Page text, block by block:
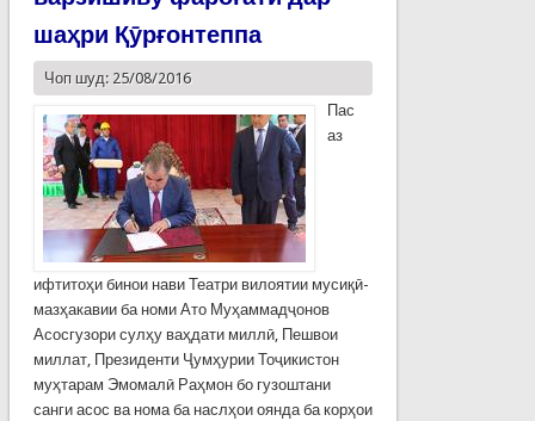
шаҳри Қӯрғонтеппа
Чоп шуд: 25/08/2016
Пас
аз
ифтитоҳи бинои нави Театри вилоятии мусиқӣ-
мазҳакавии ба номи Ато Муҳаммадҷонов
Асосгузори сулҳу ваҳдати миллӣ, Пешвои
миллат, Президенти Ҷумҳурии Тоҷикистон
муҳтарам Эмомалӣ Раҳмон бо гузоштани
санги асос ва нома ба наслҳои оянда ба корҳои